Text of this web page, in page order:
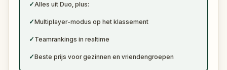
✓Alles uit Duo, plus:
✓Multiplayer-modus op het klassement
✓ Teamrankings in realtime
✓Beste prijs voor gezinnen en vriendengroepen